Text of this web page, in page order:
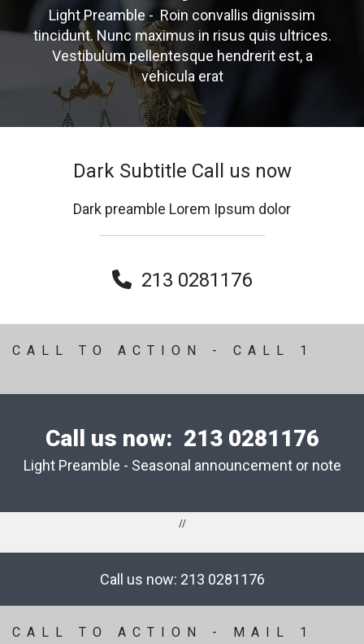
Light Preamble - Roin convallis dignissim
tincidunt. Nunc maximus in risus quis ultrices.
Vestibulum pellentesque hendrerit est, a
vehicula erat
Dark Subtitle Call us now
Dark preamble Lorem Ipsum dolor
 213 0281176
CALL TO ACTION - CALL 1
Call us now: 213 0281176
Light Preamble - Seasonal announcement or note
//
Call us now: 213 0281176
CALL TO ACTION - MAIL 1